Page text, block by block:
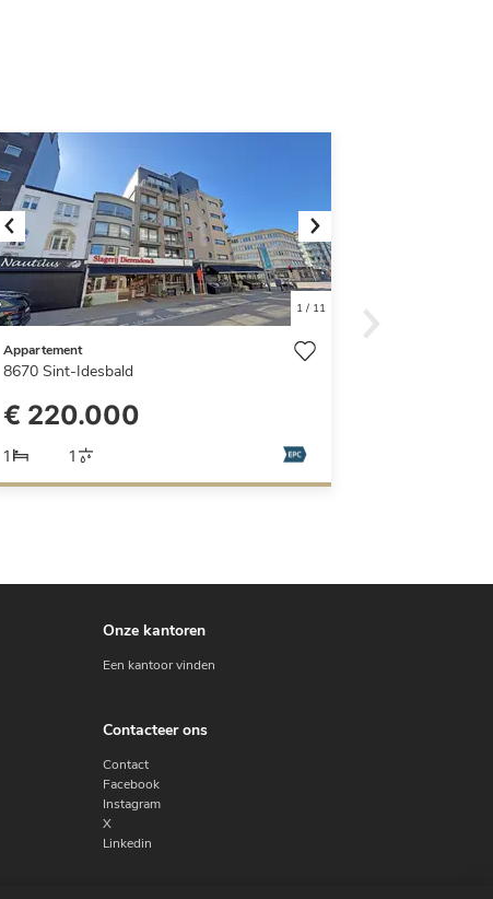
Previous Next
1 / 11
Appartement
8670 Sint-Idesbald
€ 220.000
1 1
Onze kantoren
Een kantoor vinden
Contacteer ons
Contact
Facebook
Instagram
X
Linkedin